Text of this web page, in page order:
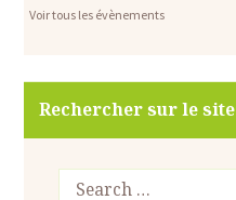
Voir tous les évènements
Rechercher sur le site